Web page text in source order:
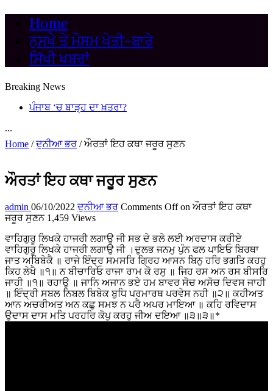
Home
ਨੁਸਖੇ ਤੇ ਮੌਸਮ ਖੇਤੀ-ਬਾਰੇ
ਸਿੱਖੀ ਖਬਰਾਂ
Breaking News
ਪੰਜਾਬ ‘ਚ ਬਾੜ੍ਹ ਦਾ ਖ਼ਤਰਾ?
...
Home / ਦੁਨੀਆ ਭਰ / ਔਰਤਾਂ ਇਹ ਕਥਾ ਜਰੂਰ ਸੁਣਨ
ਔਰਤਾਂ ਇਹ ਕਥਾ ਜਰੂਰ ਸੁਣਨ
admin 06/10/2022 ਦੁਨੀਆ ਭਰ Comments Offon ਔਰਤਾਂ ਇਹ ਕਥਾ
ਜਰੂਰ ਸੁਣਨ 1,459 Views
ਵਾਹਿਗੁਰੂ ਲਿਖਕੇ ਹਾਜਰੀ ਲਗਾਉ ਜੀ ਸਭ ਦੇ ਭਲੇ ਲਈ ਅਰਦਾਸ ਕਰੀਏ
ਵਾਹਿਗੁਰੂ ਲਿਖਕੇ ਹਾਜਰੀ ਲਗਾਉ ਜੀ ।ਦੁਲਭ ਜਨਮੁ ਪੁੰਨ ਫਲ ਪਾਇਓ ਬਿਰਥਾ
ਜਾਤ ਅਬਿਬੇਕੈ ॥ ਰਾਜੇ ਇੰਦ੍ਰ ਸਮਸਰਿ ਗ੍ਰਿਹ ਆਸਨ ਬਿਨੁ ਹਰਿ ਭਗਤਿ ਕਹਹੁ
ਕਿਹ ਲੇਖੈ ॥੧॥ ਨ ਬੀਚਾਰਿਓ ਰਾਜਾ ਰਾਮ ਕੋ ਰਸੁ ॥ ਜਿਹ ਰਸ ਅਨ ਰਸ ਬੀਸਰਿ
ਜਾਹੀ ॥੧॥ ਰਹਾਉ ॥ ਜਾਨਿ ਅਜਾਨ ਭਏ ਹਮ ਬਾਵਰ ਸੋਚ ਅਸੋਚ ਦਿਵਸ ਜਾਹੀ
॥ ਇੰਦ੍ਰੀ ਸਬਲ ਨਿਬਲ ਬਿਬੇਕ ਬੁਧਿ ਪਰਮਾਰਥ ਪਰਵੇਸ ਨਹੀ ॥੨॥ ਕਹੀਅਤ
ਆਨ ਅਚਰੀਅਤ ਅਨ ਕਛੁ ਸਮਝ ਨ ਪਰੈ ਅਪਰ ਮਾਇਆ ॥ ਕਹਿ ਰਵਿਦਾਸ
ਉਦਾਸ ਦਾਸ ਮਤਿ ਪਰਹਰਿ ਕੋਪੁ ਕਰਹੁ ਜੀਅ ਦਇਆ ॥੩॥੩॥*